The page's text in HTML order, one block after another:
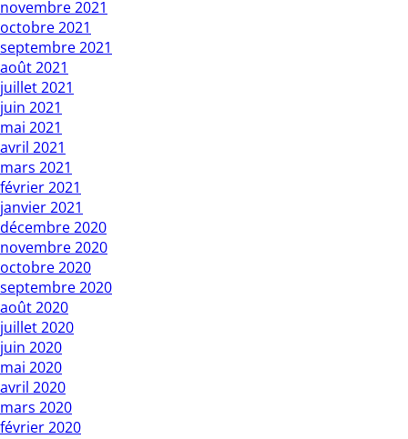
novembre 2021
octobre 2021
septembre 2021
août 2021
juillet 2021
juin 2021
mai 2021
avril 2021
mars 2021
février 2021
janvier 2021
décembre 2020
novembre 2020
octobre 2020
septembre 2020
août 2020
juillet 2020
juin 2020
mai 2020
avril 2020
mars 2020
février 2020